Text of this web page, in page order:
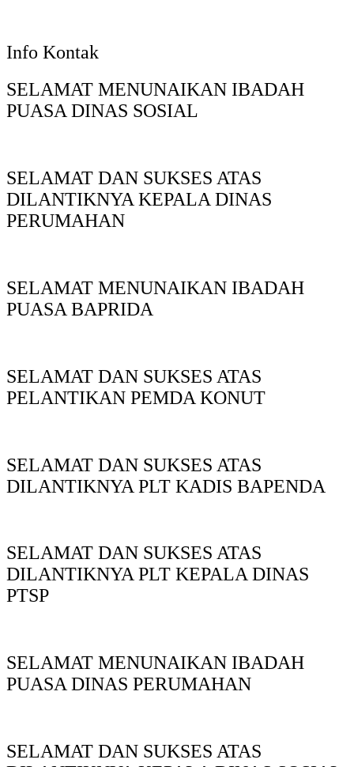
Info Kontak
SELAMAT MENUNAIKAN IBADAH
PUASA DINAS SOSIAL
SELAMAT DAN SUKSES ATAS
DILANTIKNYA KEPALA DINAS
PERUMAHAN
SELAMAT MENUNAIKAN IBADAH
PUASA BAPRIDA
SELAMAT DAN SUKSES ATAS
PELANTIKAN PEMDA KONUT
SELAMAT DAN SUKSES ATAS
DILANTIKNYA PLT KADIS BAPENDA
SELAMAT DAN SUKSES ATAS
DILANTIKNYA PLT KEPALA DINAS
PTSP
SELAMAT MENUNAIKAN IBADAH
PUASA DINAS PERUMAHAN
SELAMAT DAN SUKSES ATAS